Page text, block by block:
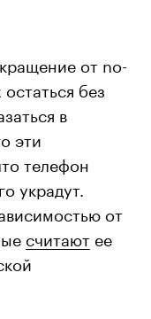
от no-
без
в
эти
телефон
украдут.
от
считают ее